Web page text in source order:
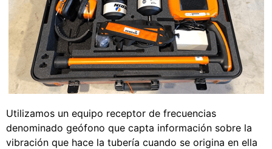
Utilizamos un equipo receptor de frecuencias
denominado geófono que capta información sobre la
vibración que hace la tubería cuando se origina en ella